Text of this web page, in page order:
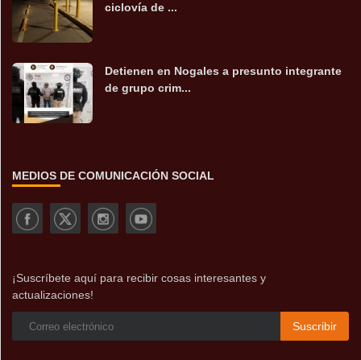
ciclovía de ...
Detienen en Nogales a presunto integrante
de grupo crim...
MEDIOS DE COMUNICACIÓN SOCIAL
¡Suscríbete aquí para recibir cosas interesantes y
actualizaciones!
Suscribir